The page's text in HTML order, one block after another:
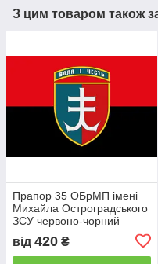
З цим товаром також
Прапор 35 ОБрМП імені
Михайла Остроградського
ЗСУ червоно-чорний
від 420 ₴